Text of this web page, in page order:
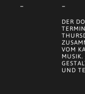
– –
DER
VOM
MUSIK.
UND